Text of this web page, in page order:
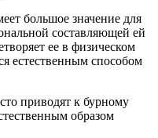
большое значение для
составляющей ей
ее в физическом
естественным способом
приводят к бурному
образом